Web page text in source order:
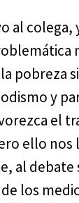
al colega,
pobreza
y
el
ello nos
al debate
los